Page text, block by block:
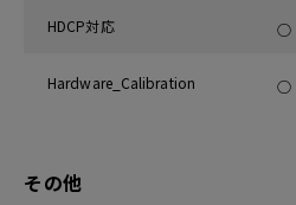
HDCP対応 ○
Hardware_Calibration ○
その他